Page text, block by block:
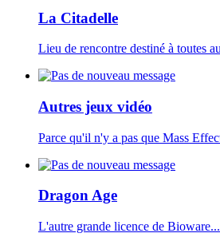
La Citadelle
Lieu de rencontre destiné à toutes
Autres jeux vidéo
Parce qu'il n'y a pas que Mass
Dragon Age
L'autre grande licence de Bioware...